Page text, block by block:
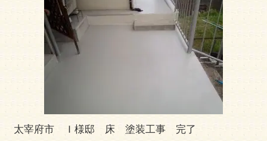
太宰府市 Ｉ様邸 床 塗装工事 完了